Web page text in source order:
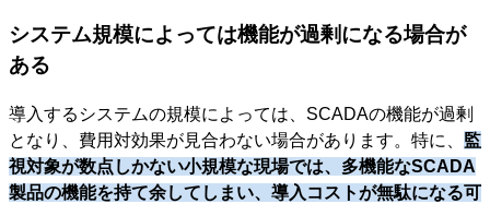
システム規模によっては機能が過剰になる場合が
ある
導入するシステムの規模によっては、SCADAの機能が過剰
となり、費用対効果が見合わない場合があります。特に、 監
視対象が数点しかない小規模な現場では、多機能なSCADA
製品の機能を持て余してしまい、導入コストが無駄になる可